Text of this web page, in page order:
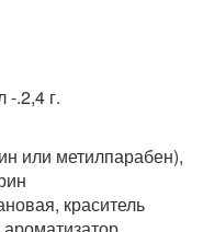
-.2,4 г.
или метилпарабен),
краситель